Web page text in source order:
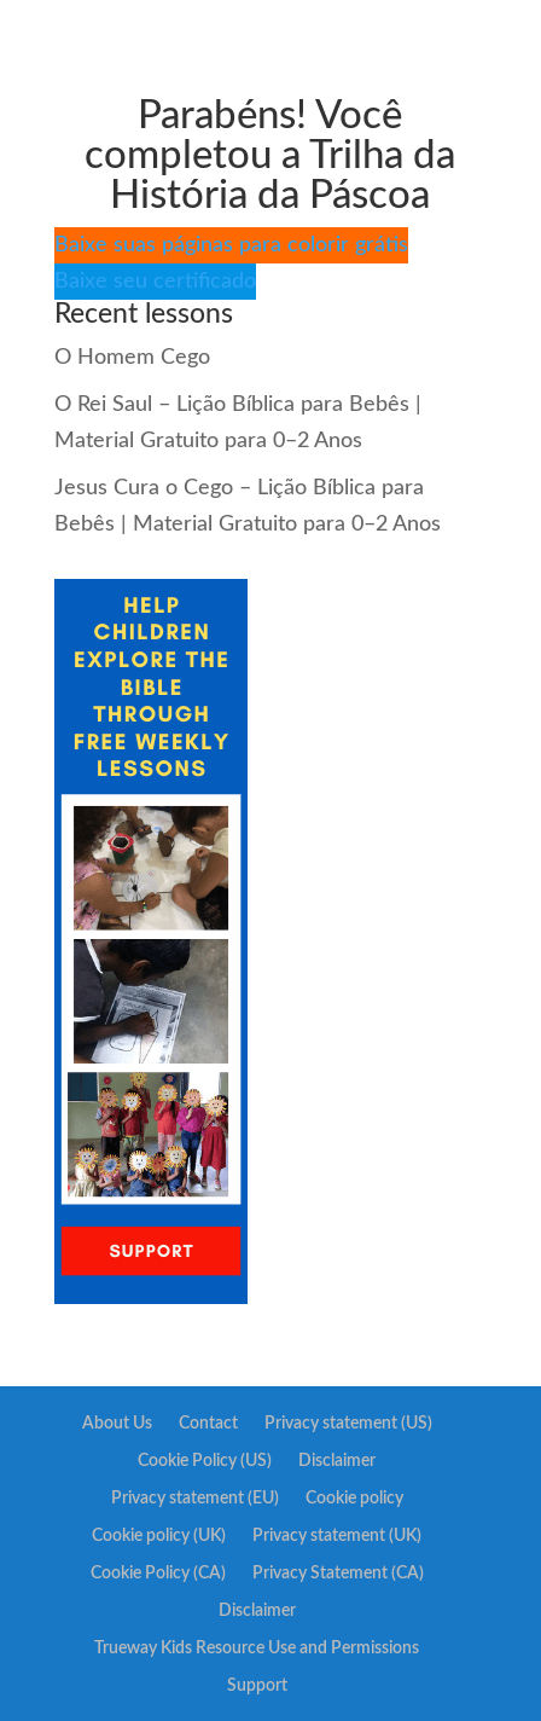
Parabéns! Você
completou a Trilha da
História da Páscoa
Baixe suas páginas para colorir grátis
Baixe seu certificado
Recent lessons
O Homem Cego
O Rei Saul – Lição Bíblica para Bebês |
Material Gratuito para 0–2 Anos
Jesus Cura o Cego – Lição Bíblica para
Bebês | Material Gratuito para 0–2 Anos
About Us Contact Privacy statement (US)
Cookie Policy (US) Disclaimer
Privacy statement (EU) Cookie policy
Cookie policy (UK) Privacy statement (UK)
Cookie Policy (CA) Privacy Statement (CA)
Disclaimer
Trueway Kids Resource Use and Permissions
Support